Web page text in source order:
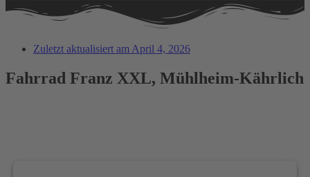
Zuletzt aktualisiert am April 4, 2026
Fahrrad Franz XXL, Mühlheim-Kährlich